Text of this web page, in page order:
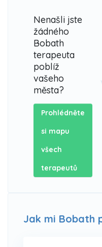
Nenašli jste
žádného
Bobath
terapeuta
poblíž
vašeho
města?
Prohlédněte
si mapu
všech
terapeutů
Jak mi Bobath